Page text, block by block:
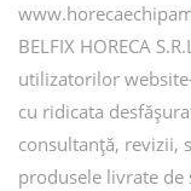
BELFIX HORECA
utilizatorilor
cu ridicata
consultanță, revizii,
produsele livrate de